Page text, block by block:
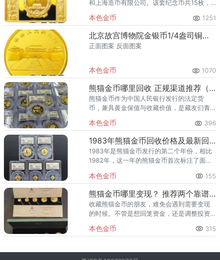
和上海造币有限公司。该套纪念币共15枚，
国法定货币。
本色金币 1251
北京故宫博物院金银币1/4盎司铜狮金币
正面图案 反面图案
本色金币 1070
熊猫金币哪里回收 正规渠道推荐（2026最新）
熊猫金币作为中国人民银行发行的法定货
币，兼具黄金保值与收藏价值，是藏友们青
金币，想变现却苦于找不到正规、高价的回
收渠道，担心踩坑吃亏、被压价。
本色金币 396
1983年熊猫金币回收价格及最新回收渠道（附联系电话）
1983年是熊猫金币发行的第二个年份，相比
1982年，这一年的熊猫金币首次标注了面额
司的超小规格，发行量较少，收藏价值显
著。由于年份较
本色金币 155
熊猫金币哪里变现？ 推荐两个靠谱又安心的回收渠道（附联系电话）
收藏熊猫金币的朋友，难免会遇到需要变现
的时候。不管是想回笼资金，还是调整投资
现最安全、最划算？市面上去哪里找专业靠
本色金币 315